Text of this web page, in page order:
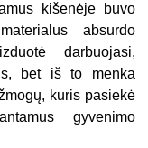
kišenėje buvo
absurdo
darbuojasi,
bet iš to menka
kuris pasiekė
gyvenimo